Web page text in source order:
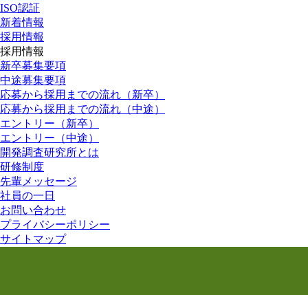
ISO認証
新着情報
採用情報
採用情報
新卒募集要項
中途募集要項
応募から採用までの流れ（新卒）
応募から採用までの流れ（中途）
エントリー（新卒）
エントリー（中途）
開発調査研究所とは
研修制度
先輩メッセージ
社員の一日
お問い合わせ
プライバシーポリシー
サイトマップ